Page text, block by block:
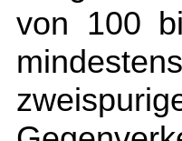
von 100